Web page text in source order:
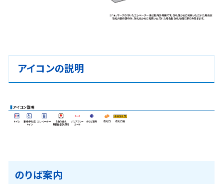
アイコンの説明
のりば案内